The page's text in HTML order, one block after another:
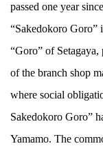
passed one year
“Sakedokoro Goro”
“Goro” of
of the branch shop
where social
Sakedokoro Goro”
Yamamo. The